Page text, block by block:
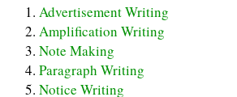
Advertisement Writing
Amplification Writing
Note Making
Paragraph Writing
Notice Writing